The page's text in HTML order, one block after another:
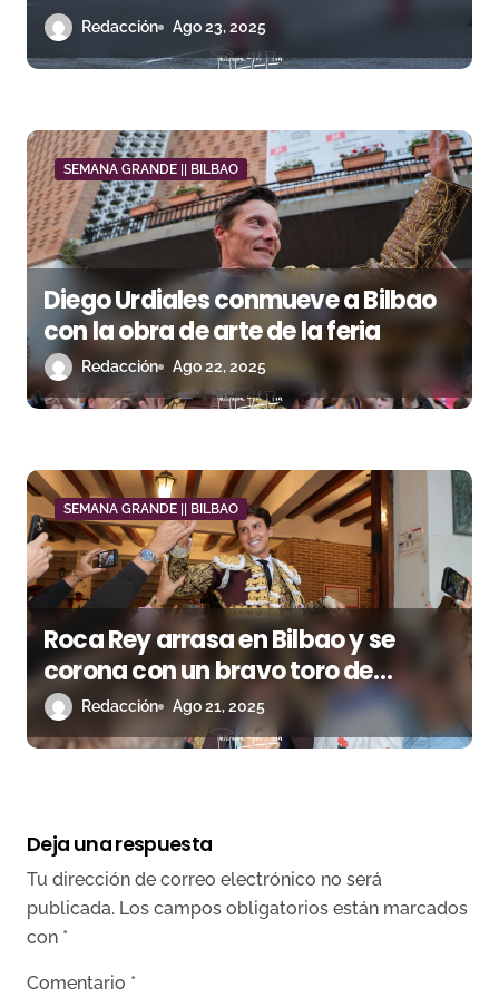
t
r
d
a
s
Generales de Bilbao
Redacción Ago 23, 2025
SEMANA GRANDE || BILBAO
Diego Urdiales conmueve a Bilbao
con la obra de arte de la feria
Redacción Ago 22, 2025
SEMANA GRANDE || BILBAO
Roca Rey arrasa en Bilbao y se
corona con un bravo toro de
Victoriano del Río
Redacción Ago 21, 2025
Deja una respuesta
Tu dirección de correo electrónico no será
publicada. Los campos obligatorios están marcados
con *
Comentario *